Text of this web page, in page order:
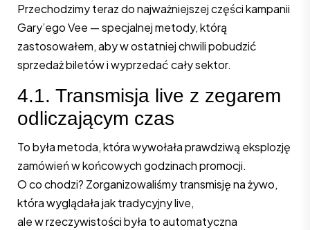
Przechodzimy teraz do najważniejszej części kampanii
Gary’ego Vee — specjalnej metody, którą
zastosowałem, aby w ostatniej chwili pobudzić
sprzedaż biletów i wyprzedać cały sektor.
4.1. Transmisja live z zegarem
odliczającym czas
To była metoda, która wywołała prawdziwą eksplozję
zamówień w końcowych godzinach promocji.
O co chodzi? Zorganizowaliśmy transmisję na żywo,
która wyglądała jak tradycyjny live,
ale w rzeczywistości była to automatyczna